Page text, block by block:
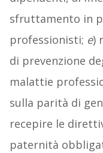
sfruttamento in
professionisti; e)
di prevenzione
malattie
sulla parità di
recepire le
paternità